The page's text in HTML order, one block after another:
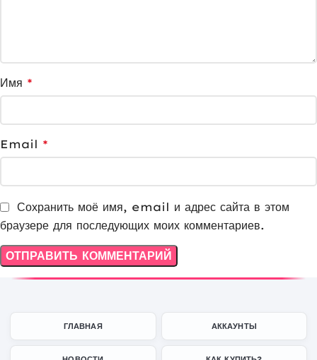
Имя *
Email *
Сохранить моё имя, email и адрес сайта в этом
браузере для последующих моих комментариев.
ГЛАВНАЯ АККАУНТЫ